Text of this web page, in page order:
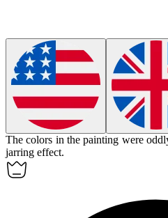
The colors in the painting were
jarring effect.